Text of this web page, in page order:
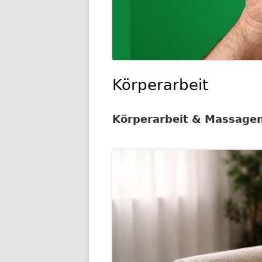
Körperarbeit
Körperarbeit &